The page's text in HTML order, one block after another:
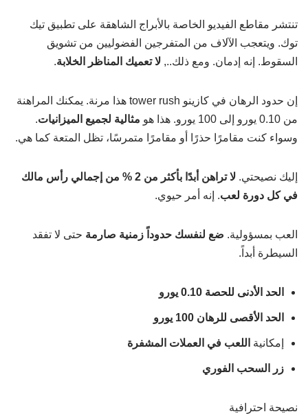
تنتشر مقاطع الفيديو الخاصة بالأبراج الشاهقة على تطبيق تيك
توك. ويتعجب الآلاف من المتفرجين الفضوليين من تشويق
السقوط. إنه إدمان. ومع ذلك.., لا تعميك المناظر الخلابة.
إن حدود الرهان في كازينو tower rush هذا مرنة. يمكنك المراهنة
من 0.10 يورو إلى 100 يورو. هذا هو
مثالية لجميع الميزانيات.
وسواء كنت مقامرًا حذرًا أو مقامرًا متمرسًا، تظل المتعة كما هي.
إليك نصيحتي.
لا تراهن أبدًا بأكثر من 2 % من إجمالي رأس مالك
في كل دورة لعب. إنه أمر حيوي.
العب بمسؤولية. ضع لنفسك حدوداً زمنية صارمة حتى لا تفقد
السيطرة أبداً.
الحد الأدنى للحصة 0.10 يورو
الحد الأقصى للرهان 100 يورو
إمكانية اللعب في العملات المشفرة
زر السحب الفوري
نصيحة احترافية